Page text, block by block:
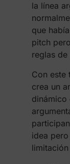
la línea
que
pitch
reglas de
Con este
crea un
dinámico
idea